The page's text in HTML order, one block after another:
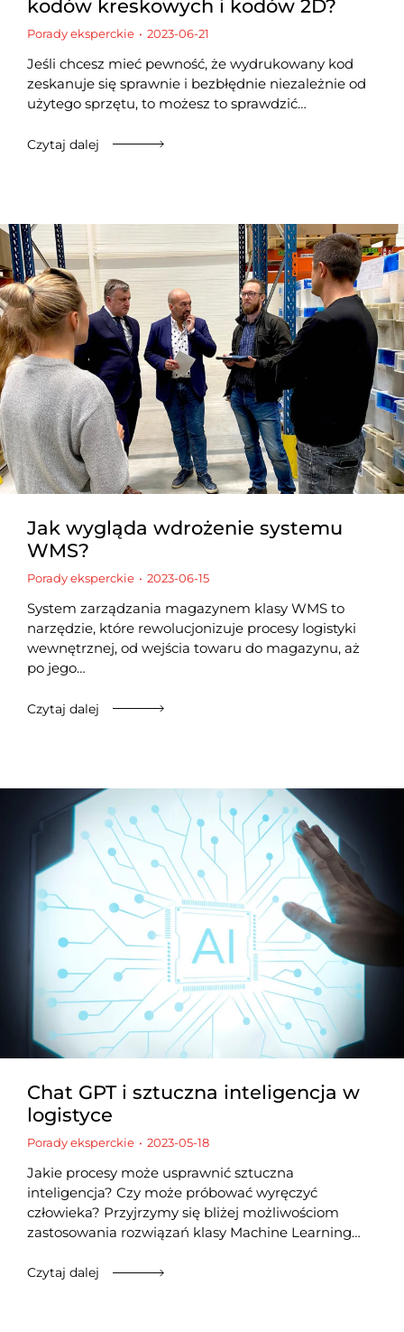
kodów kreskowych i kodów 2D?
Porady eksperckie 2023-06-21
Jeśli chcesz mieć pewność, że wydrukowany kod
zeskanuje się sprawnie i bezbłędnie niezależnie od
użytego sprzętu, to możesz to sprawdzić…
Czytaj dalej
Jak wygląda wdrożenie systemu
WMS?
Porady eksperckie 2023-06-15
System zarządzania magazynem klasy WMS to
narzędzie, które rewolucjonizuje procesy logistyki
wewnętrznej, od wejścia towaru do magazynu, aż
po jego…
Czytaj dalej
Chat GPT i sztuczna inteligencja w
logistyce
Porady eksperckie 2023-05-18
Jakie procesy może usprawnić sztuczna
inteligencja? Czy może próbować wyręczyć
człowieka? Przyjrzymy się bliżej możliwościom
zastosowania rozwiązań klasy Machine Learning…
Czytaj dalej